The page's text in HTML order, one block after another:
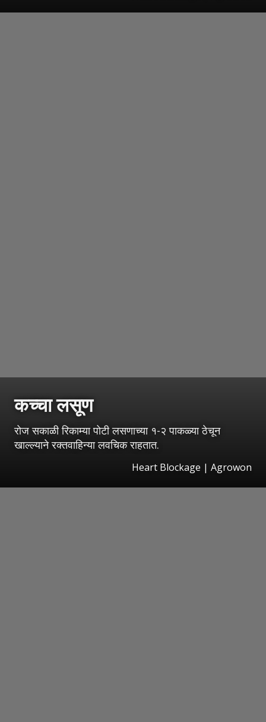
कच्चा लसूण
रोज सकाळी रिकाम्या पोटी लसणाच्या १-२ पाकळ्या ठेचून
खाल्ल्याने रक्तवाहिन्या लवचिक राहतात.
Heart Blockage | Agrowon